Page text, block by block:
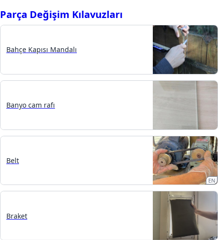
Parça Değişim Kılavuzları
Bahçe Kapısı Mandalı
Banyo cam rafı
Belt
EN
Braket